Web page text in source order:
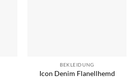
BEKLEIDUNG
Icon Denim Flanellhemd